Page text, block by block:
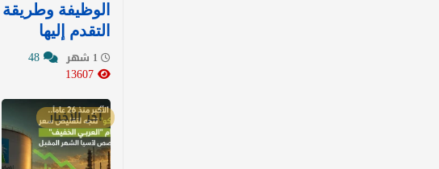
الوظيفة وطريقة
التقدم إليها
آخر الأخبار